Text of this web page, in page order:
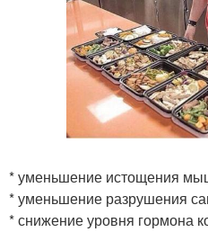
* уменьшение истощения
* уменьшение разрушения
* снижение уровня гормона